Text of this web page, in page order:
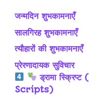
जन्मदिन शुभकामनाएँ
सालगिरह शुभकामनाएँ
त्यौहारों की शुभकामनाएँ
प्रेरणादायक सुविचार
ड्रामा
Scripts)